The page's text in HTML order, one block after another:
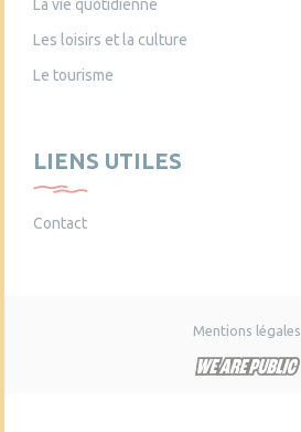
La vie quotidienne
Les loisirs et la culture
Le tourisme
LIENS UTILES
Contact
Mentions légales